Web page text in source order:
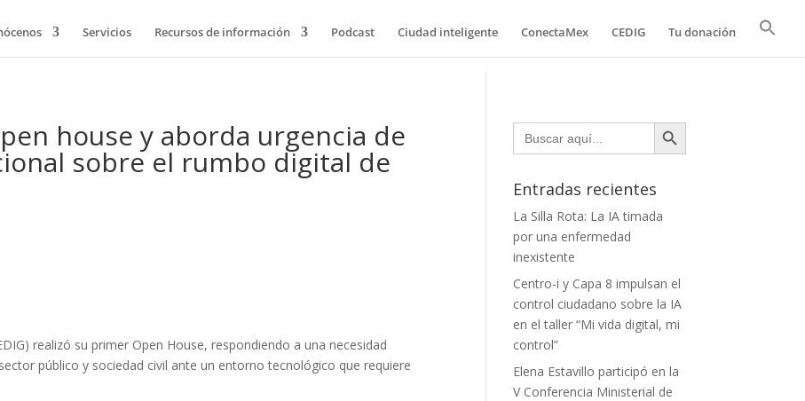
Servicios Recursos de información Podcast Ciudad inteligente ConectaMex CEDIG Tu donación
house y aborda urgencia de
sobre el rumbo digital de
realizó su primer Open House, respondiendo a una necesidad
público y sociedad civil ante un entorno tecnológico que requiere
Buscar: Botón de búsqueda
Entradas recientes
La Silla Rota: La IA timada
por una enfermedad
inexistente
Centro-i y Capa 8 impulsan el
control ciudadano sobre la IA
en el taller “Mi vida digital, mi
control”
Elena Estavillo participó en la
V Conferencia Ministerial de